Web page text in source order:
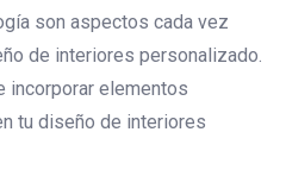
son aspectos cada vez
de interiores personalizado.
incorporar elementos
tu diseño de interiores